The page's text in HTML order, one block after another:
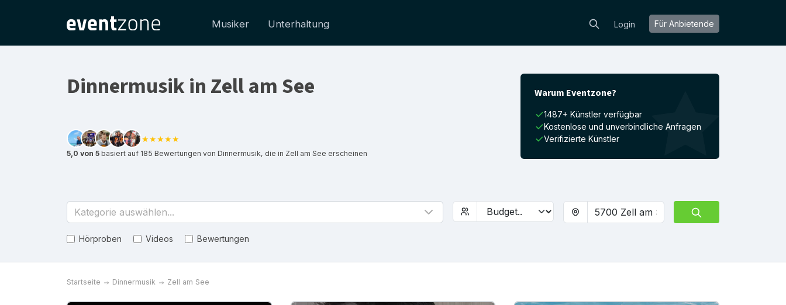
Musiker Unterhaltung Login Für Anbietende
Dinnermusik in Zell am See
★★★★★
5,0 von 5 basiert auf 185 Bewertungen von Dinnermusik, die in Zell am See erscheinen
Warum Eventzone?
1487+ Künstler verfügbar
Kostenlose und unverbindliche Anfragen
Verifizierte Künstler
Kategorie auswählen...
Hörproben Videos Bewertungen
Startseite Dinnermusik Zell am See